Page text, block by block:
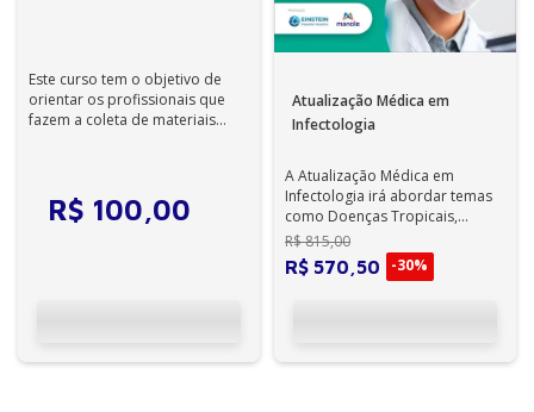
Este curso tem o objetivo de
orientar os profissionais que
fazem a coleta de materiais
R$ 100,00
Atualização Médica em
Infectologia
A Atualização Médica em
Infectologia irá abordar temas
como Doenças Tropicais,
Hepatites Virais e HIV,
possibilitando ao...
R$815,00
R$ 570 50 -30%